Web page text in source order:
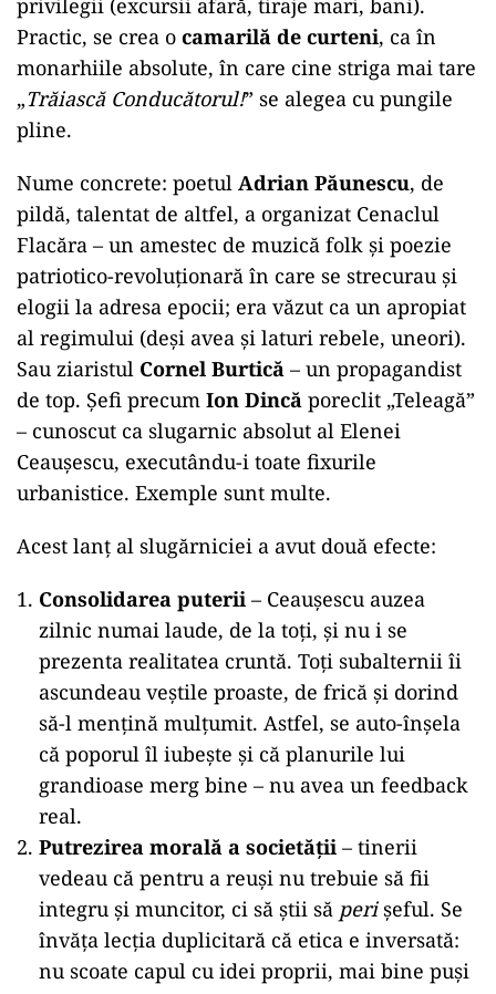
privilegii (excursii afară, tiraje mari, bani).
Practic, se crea o camarilă de curteni, ca în
monarhiile absolute, în care cine striga mai tare
„Trăiască Conducătorul!” se alegea cu pungile
pline.
Nume concrete: poetul Adrian Păunescu, de
pildă, talentat de altfel, a organizat Cenaclul
Flacăra – un amestec de muzică folk și poezie
patriotico-revoluționară în care se strecurau și
elogii la adresa epocii; era văzut ca un apropiat
al regimului (deși avea și laturi rebele, uneori).
Sau ziaristul Cornel Burtică – un propagandist
de top. Șefi precum Ion Dincă poreclit „Teleagă”
– cunoscut ca slugarnic absolut al Elenei
Ceaușescu, executându-i toate fixurile
urbanistice. Exemple sunt multe.
Acest lanț al slugărniciei a avut două efecte:
Consolidarea puterii – Ceaușescu auzea
zilnic numai laude, de la toți, și nu i se
prezenta realitatea cruntă. Toți subalternii îi
ascundeau veștile proaste, de frică și dorind
să-l mențină mulțumit. Astfel, se auto-înșela
că poporul îl iubește și că planurile lui
grandioase merg bine – nu avea un feedback
real.
Putrezirea morală a societății – tinerii
vedeau că pentru a reuși nu trebuie să fii
integru și muncitor, ci să știi să perișeful. Se
învăța lecția duplicitară că etica e inversată:
nu scoate capul cu idei proprii, mai bine puși